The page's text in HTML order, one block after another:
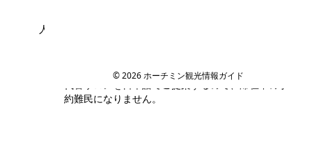
© 2026 ホーチミン観光情報ガイド
人気店で予約が取れないかも...
保します。第一希望が満席でも、同等クオリティの
代替サロンを日本語でご提案するので、滞在中の予
約難民になりません。